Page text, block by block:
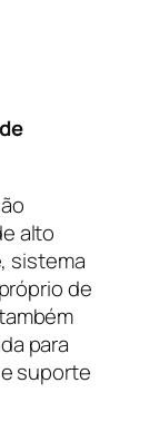
alto
sistema
de
para
suporte